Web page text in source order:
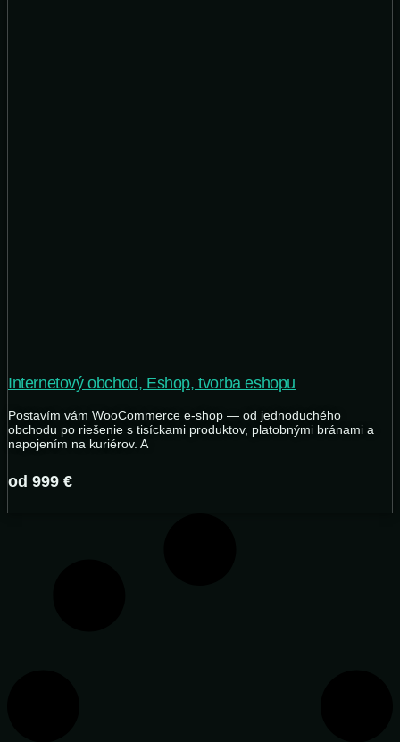
Internetový obchod, Eshop, tvorba eshopu
Postavím vám WooCommerce e-shop — od jednoduchého
obchodu po riešenie s tisíckami produktov, platobnými bránami a
napojením na kuriérov. A
od 999 €